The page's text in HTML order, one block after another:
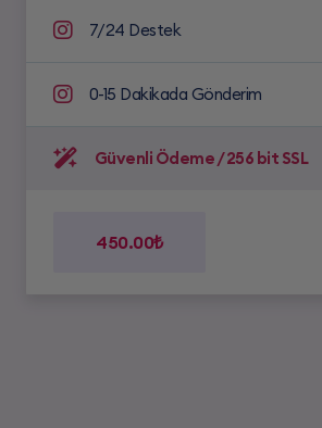
7/24 Destek
0-15 Dakikada Gönderim
Güvenli Ödeme / 256 bit SSL
450.00₺